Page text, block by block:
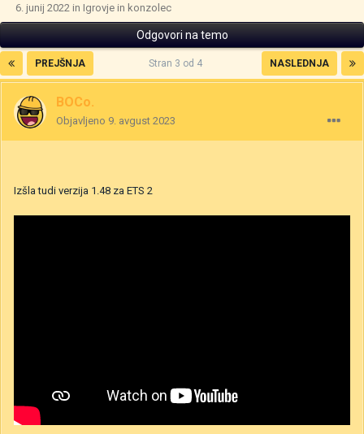
6. junij 2022 in Igrovje in konzolec
Odgovori na temo
PREJŠNJA NASLEDNJA
Stran 3 od 4
BOCo.
Objavljeno 9. avgust 2023
Izšla tudi verzija 1.48 za ETS 2